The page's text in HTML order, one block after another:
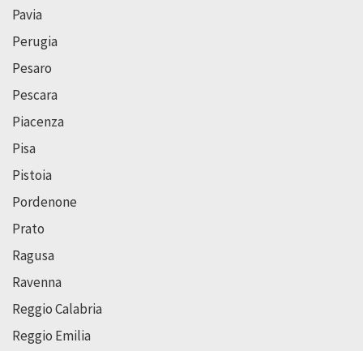
Pavia
Perugia
Pesaro
Pescara
Piacenza
Pisa
Pistoia
Pordenone
Prato
Ragusa
Ravenna
Reggio Calabria
Reggio Emilia